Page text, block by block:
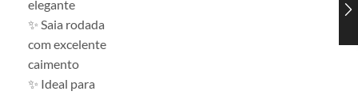
elegante
✨ Saia rodada
com excelente
caimento
✨ Ideal para